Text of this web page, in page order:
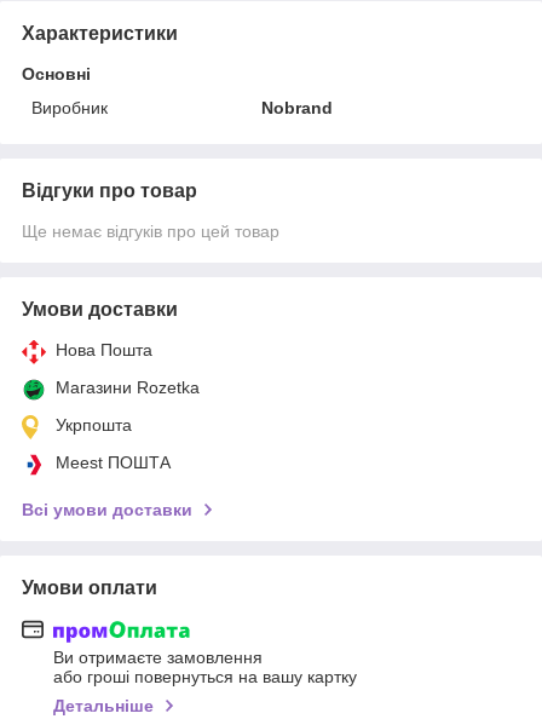
Характеристики
Основні
Виробник
Nobrand
Відгуки про товар
Ще немає відгуків про цей товар
Умови доставки
Нова Пошта
Магазини Rozetka
Укрпошта
Meest ПОШТА
Всі умови доставки
Умови оплати
Ви отримаєте замовлення
або гроші повернуться на вашу картку
Детальніше